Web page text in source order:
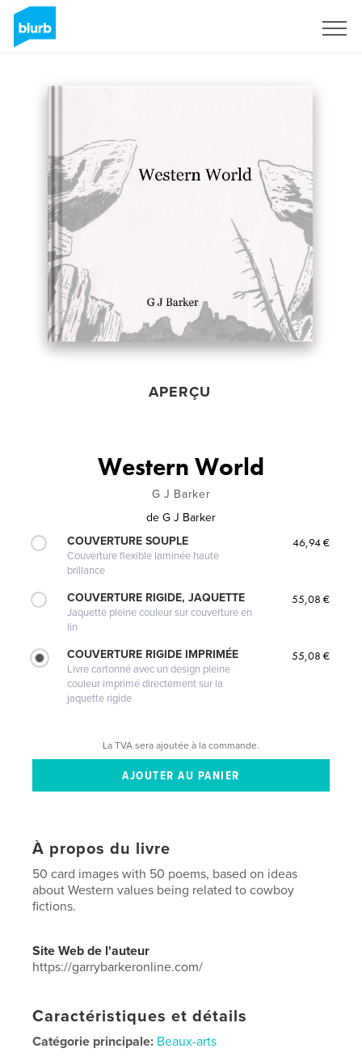
APERÇU
Western World
G J Barker
de G J Barker
COUVERTURE SOUPLE
Couverture flexible laminée haute
brillance
46,94 €
COUVERTURE RIGIDE, JAQUETTE
Jaquette pleine couleur sur couverture en
lin
55,08 €
COUVERTURE RIGIDE IMPRIMÉE
Livre cartonné avec un design pleine
couleur imprimé directement sur la
jaquette rigide
55,08 €
La TVA sera ajoutée à la commande.
À propos du livre
50 card images with 50 poems, based on ideas
about Western values being related to cowboy
fictions.
Site Web de l'auteur
https://garrybarkeronline.com/
Caractéristiques et détails
Catégorie principale: Beaux-arts